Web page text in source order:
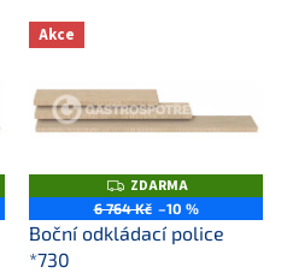
Akce
Z
D
A
R
ZDARMA
6 764 Kč –10 %
Boční odkládací police
*730